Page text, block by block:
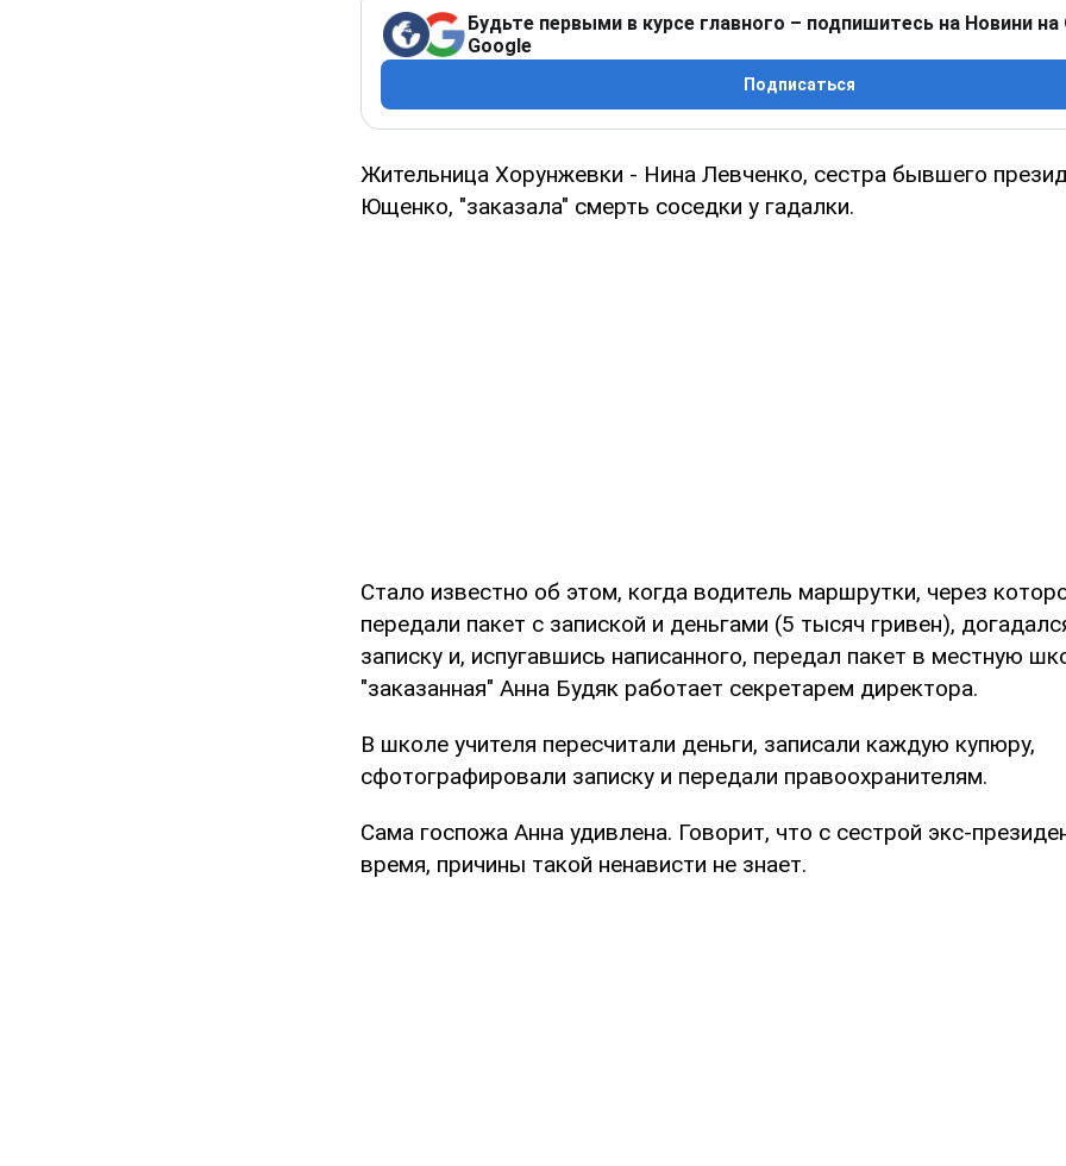
Будьте первыми в курсе главного – подпишитесь на Новини на
Google
Подписаться
Жительница Хорунжевки - Нина Левченко, сестра бывшего
Ющенко, "заказала" смерть соседки у гадалки.
Стало известно об этом, когда водитель маршрутки, через
передали пакет с запиской и деньгами (5 тысяч гривен),
записку и, испугавшись написанного, передал пакет в местную
"заказанная" Анна Будяк работает секретарем директора.
В школе учителя пересчитали деньги, записали каждую купюру,
сфотографировали записку и передали правоохранителям.
Сама госпожа Анна удивлена. Говорит, что с сестрой экс-
время, причины такой ненависти не знает.